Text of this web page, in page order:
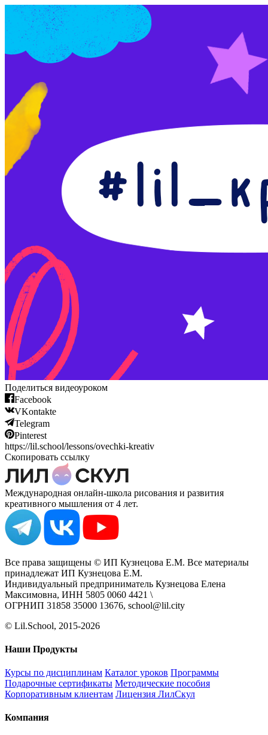
Поделиться видеоуроком
Facebook
VKontakte
Telegram
Pinterest
https://lil.school/lessons/ovechki-kreativ
Скопировать ссылку
Международная онлайн-школа рисования и развития
креативного мышления от 4 лет.
Все права защищены © ИП Кузнецова Е.М. Все материалы
принадлежат ИП Кузнецова Е.М.
Индивидуальный предприниматель Кузнецова Елена
Максимовна, ИНН 5805 0060 4421 \
ОГРНИП 31858 35000 13676, school@lil.city
© Lil.School, 2015‐2026
Наши Продукты
Курсы по дисциплинам Каталог уроков Программы
Подарочные сертификаты Методические пособия
Корпоративным клиентам Лицензия ЛилСкул
Компания